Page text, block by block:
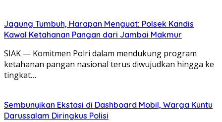
Jagung Tumbuh, Harapan Menguat: Polsek Kandis
Kawal Ketahanan Pangan dari Jambai Makmur
SIAK — Komitmen Polri dalam mendukung program
ketahanan pangan nasional terus diwujudkan hingga ke
tingkat…
Sembunyikan Ekstasi di Dashboard Mobil, Warga Kuntu
Darussalam Diringkus Polisi